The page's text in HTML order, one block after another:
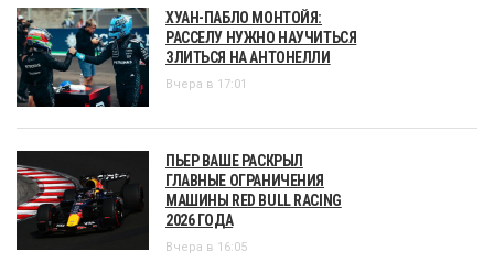
ХУАН-ПАБЛО МОНТОЙЯ:
РАССЕЛУ НУЖНО НАУЧИТЬСЯ
ЗЛИТЬСЯ НА АНТОНЕЛЛИ
Вчера в 17:01
ПЬЕР ВАШЕ РАСКРЫЛ
ГЛАВНЫЕ ОГРАНИЧЕНИЯ
МАШИНЫ RED BULL RACING
2026 ГОДА
Вчера в 16:05